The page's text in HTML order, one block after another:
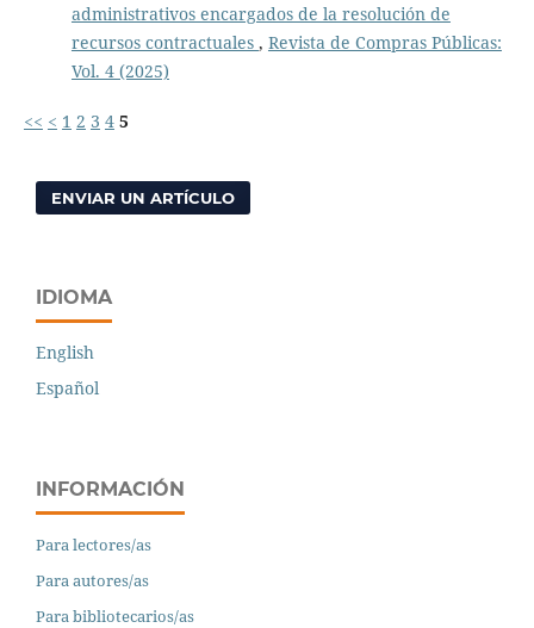
administrativos encargados de la resolución de
recursos contractuales , Revista de Compras Públicas:
Vol. 4 (2025)
<< < 1 2 3 4 5
ENVIAR UN ARTÍCULO
IDIOMA
English
Español
INFORMACIÓN
Para lectores/as
Para autores/as
Para bibliotecarios/as